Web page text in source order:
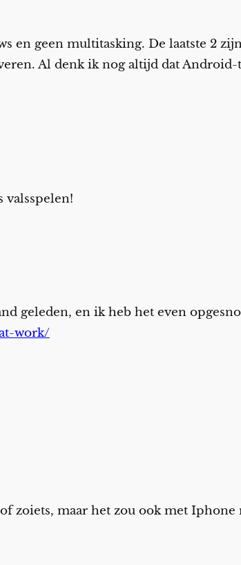
en geen multitasking. De laatste 2
Al denk ik nog altijd dat
valsspelen!
geleden, en ik heb het even
work/
zoiets, maar het zou ook met Iphone